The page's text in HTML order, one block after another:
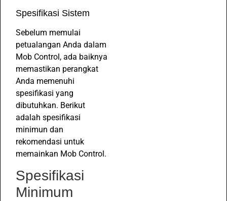
Spesifikasi Sistem
Sebelum memulai
petualangan Anda dalam
Mob Control, ada baiknya
memastikan perangkat
Anda memenuhi
spesifikasi yang
dibutuhkan. Berikut
adalah spesifikasi
minimun dan
rekomendasi untuk
memainkan Mob Control.
Spesifikasi
Minimum